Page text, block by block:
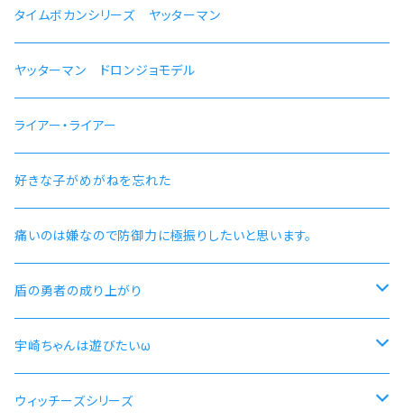
【オルステッド】腕時計 本数限定
タイムボカンシリーズ ヤッターマン 45周年記念モデル
タイムボカンシリーズ ヤッターマン
ヤッターマン ドロンジョモデル
ライアー・ライアー
好きな子がめがねを忘れた
痛いのは嫌なので防御力に極振りしたいと思います。
盾の勇者の成り上がり
尚文
ラフタリア
宇崎ちゃんは遊びたいω
宇崎ちゃんモデル
ウィッチーズシリーズ